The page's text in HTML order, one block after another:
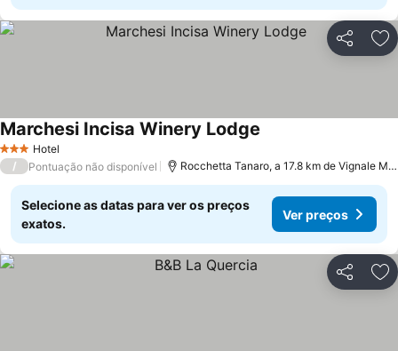
Partilhar
3 EstrelasHotel
Marchesi Incisa Winery Lodge
/ Pontuação não disponível Rocchetta Tanaro, a 17.8 km de Vignale Monferrato
Selecione as datas para ver os preços
exatos.
Ver preços
Partilhar